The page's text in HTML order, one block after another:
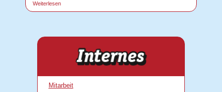
Weiterlesen
Mitarbeit